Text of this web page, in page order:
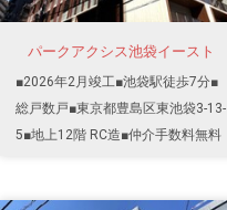
パークアクシス池袋イースト
■2026年2月竣工■池袋駅徒歩7分■
総戸数戸■東京都豊島区東池袋3-13-
5■地上12階 RC造■仲介手数料無料